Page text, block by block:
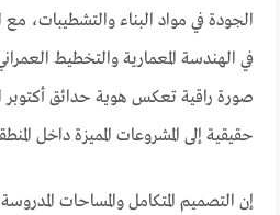
الجودة في مواد البناء والتشطيبات،
في الهندسة المعمارية والتخطيط
صورة راقية تعكس هوية حدائق أكتوبر
حقيقية إلى المشروعات المميزة داخل
إن التصميم المتكامل والمساحات